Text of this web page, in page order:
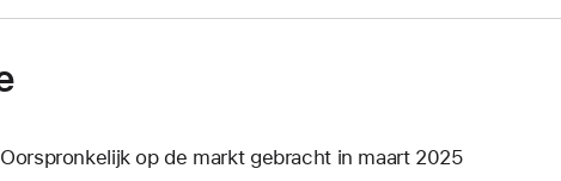
Oorspronkelijk op de markt gebracht in maart 2025